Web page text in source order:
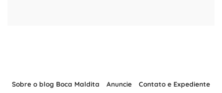
Sobre o blog Boca Maldita Anuncie
Contato e Expediente